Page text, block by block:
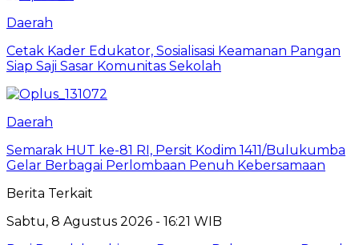
Daerah
Cetak Kader Edukator, Sosialisasi Keamanan Pangan
Siap Saji Sasar Komunitas Sekolah
Daerah
Semarak HUT ke-81 RI, Persit Kodim 1411/Bulukumba
Gelar Berbagai Perlombaan Penuh Kebersamaan
Berita Terkait
Sabtu, 8 Agustus 2026 - 16:21 WIB